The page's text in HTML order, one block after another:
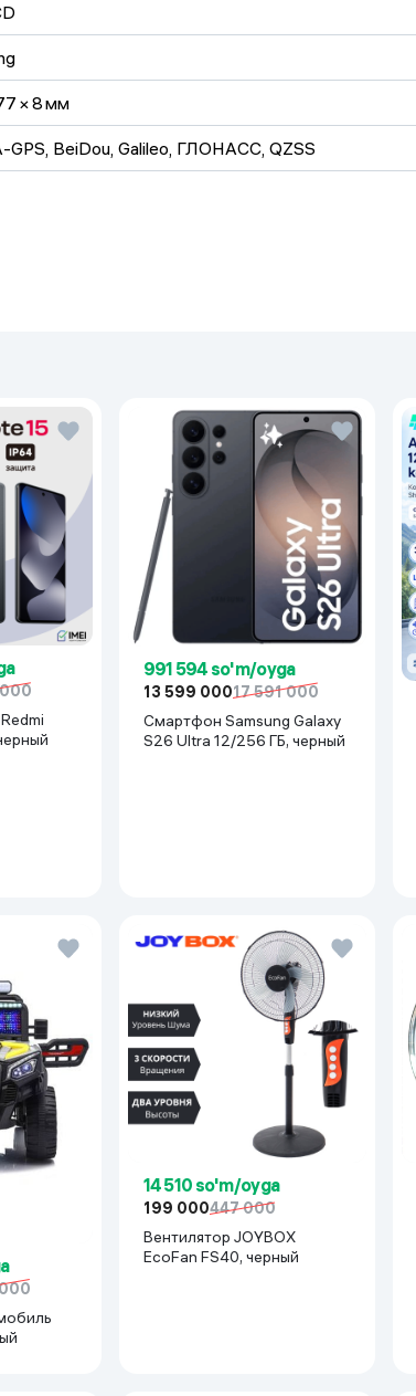
× 8 мм
GPS, BeiDou, Galileo, ГЛОНАСС, QZSS
C
/ 4G LTE
991 594 so'm/oyga
13 599 00017 591 000
Смартфон Samsung Galaxy
S26 Ultra 12/256 ГБ, черный
14 510 so'm/oyga
199 000447 000
Вентилятор JOYBOX
EcoFan FS40, черный